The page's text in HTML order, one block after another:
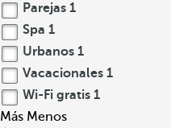
Parejas 1
Spa 1
Urbanos 1
Vacacionales 1
Wi-Fi gratis 1
Más Menos